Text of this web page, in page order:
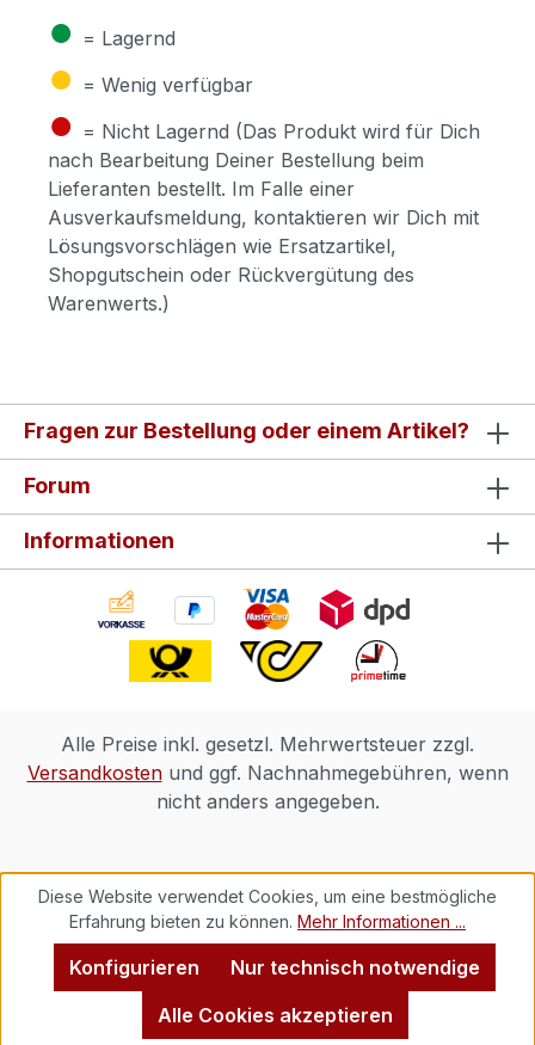
● = Lagernd
● = Wenig verfügbar
● = Nicht Lagernd (Das Produkt wird für Dich
nach Bearbeitung Deiner Bestellung beim
Lieferanten bestellt. Im Falle einer
Ausverkaufsmeldung, kontaktieren wir Dich mit
Lösungsvorschlägen wie Ersatzartikel,
Shopgutschein oder Rückvergütung des
Warenwerts.)
Fragen zur Bestellung oder einem Artikel?
Forum
Informationen
Alle Preise inkl. gesetzl. Mehrwertsteuer zzgl.
Versandkostenund ggf. Nachnahmegebühren, wenn
nicht anders angegeben.
Diese Website verwendet Cookies, um eine bestmögliche
Erfahrung bieten zu können. Mehr Informationen ...
Nur technisch notwendige
Konfigurieren
Alle Cookies akzeptieren